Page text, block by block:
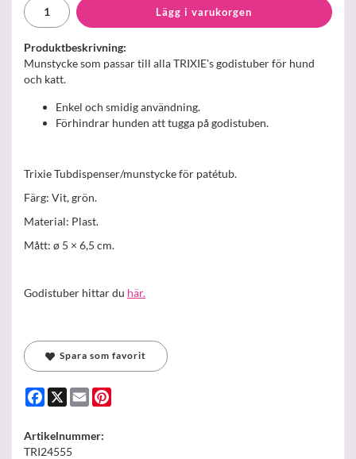
Lägg i varukorgen
Produktbeskrivning:
Munstycke som passar till alla TRIXIE's godistuber för hund
och katt.
Enkel och smidig användning.
Förhindrar hunden att tugga på godistuben.
Trixie Tubdispenser/munstycke för patétub.
Färg: Vit, grön.
Material: Plast.
Mått: ø 5 × 6,5 cm.
Godistuber hittar du här.
Spara som favorit
Facebook
X Email
Artikelnummer:
TRI24555